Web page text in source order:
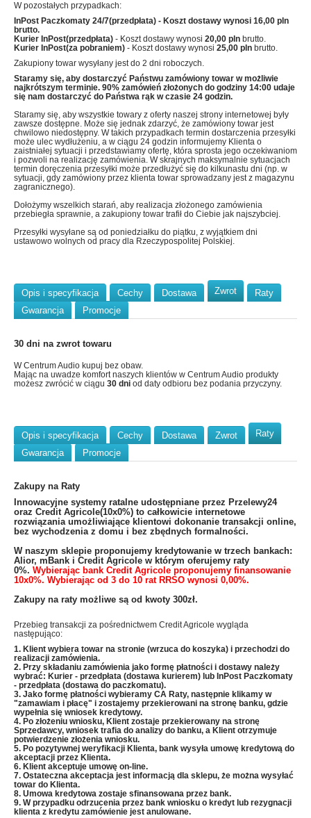
W pozostałych przypadkach:
InPost Paczkomaty 24/7(przedpłata) - Koszt dostawy wynosi 16,00 pln
brutto.
Kurier InPost(przedpłata) - Koszt dostawy wynosi 20,00 pln brutto.
Kurier InPost(za pobraniem) - Koszt dostawy wynosi 25,00 pln brutto.
Zakupiony towar wysyłany jest do 2 dni roboczych.
Staramy się, aby dostarczyć Państwu zamówiony towar w możliwie
najkrótszym terminie. 90% zamówień złożonych do godziny 14:00 udaje
się nam dostarczyć do Państwa rąk w czasie 24 godzin.
Staramy się, aby wszystkie towary z oferty naszej strony internetowej były
zawsze dostępne. Może się jednak zdarzyć, że zamówiony towar jest
chwilowo niedostępny. W takich przypadkach termin dostarczenia przesyłki
może ulec wydłużeniu, a w ciągu 24 godzin informujemy Klienta o
zaistniałej sytuacji i przedstawiamy ofertę, która sprosta jego oczekiwaniom
i pozwoli na realizację zamówienia. W skrajnych maksymalnie sytuacjach
termin doręczenia przesyłki może przedłużyć się do kilkunastu dni (np. w
sytuacji, gdy zamówiony przez klienta towar sprowadzany jest z magazynu
zagranicznego).
Dołożymy wszelkich starań, aby realizacja złożonego zamówienia
przebiegła sprawnie, a zakupiony towar trafił do Ciebie jak najszybciej.
Przesyłki wysyłane są od poniedziałku do piątku, z wyjątkiem dni
ustawowo wolnych od pracy dla Rzeczypospolitej Polskiej.
Opis i specyfikacja Cechy Dostawa Zwrot
Raty
Gwarancja
Promocje
30 dni na zwrot towaru
W Centrum Audio kupuj bez obaw.
Mając na uwadze komfort naszych klientów w Centrum Audio produkty
możesz zwrócić w ciągu 30 dni od daty odbioru bez podania przyczyny.
Opis i specyfikacja Cechy Dostawa Zwrot
Raty
Gwarancja
Promocje
Zakupy na Raty
​Innowacyjne systemy ratalne udostępniane przez Przelewy24
oraz Credit Agricole(10x0%) to całkowicie internetowe
rozwiązania umożliwiające klientowi dokonanie transakcji online,
bez wychodzenia z domu i bez zbędnych formalności.
W naszym sklepie proponujemy kredytowanie w trzech bankach:
Alior, mBank i Credit Agricole w którym oferujemy raty
0%. Wybierając bank Credit Agricole proponujemy finansowanie
10x0%. Wybierając od 3 do 10 rat RRSO wynosi 0,00%.
Zakupy na raty możliwe są od kwoty 300zł.
Przebieg transakcji za pośrednictwem Credit Agricole wygląda
następująco:
1. Klient wybiera towar na stronie (wrzuca do koszyka) i przechodzi do
realizacji zamówienia.
2. Przy składaniu zamówienia jako formę płatności i dostawy należy
wybrać: Kurier - przedpłata (dostawa kurierem) lub InPost Paczkomaty
- przedpłata (dostawa do paczkomatu).
3. Jako formę płatności wybieramy CA Raty, następnie klikamy w
"zamawiam i płacę" i zostajemy przekierowani na stronę banku, gdzie
wypełnia się wniosek kredytowy.
4. Po złożeniu wniosku, Klient zostaje przekierowany na stronę
Sprzedawcy, wniosek trafia do analizy do banku, a Klient otrzymuje
potwierdzenie złożenia wniosku.
5. Po pozytywnej weryfikacji Klienta, bank wysyła umowę kredytową do
akceptacji przez Klienta.
6. Klient akceptuje umowę on-line.
7. Ostateczna akceptacja jest informacją dla sklepu, że można wysyłać
towar do Klienta.
8. Umowa kredytowa zostaje sfinansowana przez bank.
9. W przypadku odrzucenia przez bank wniosku o kredyt lub rezygnacji
klienta z kredytu zamówienie jest anulowane.